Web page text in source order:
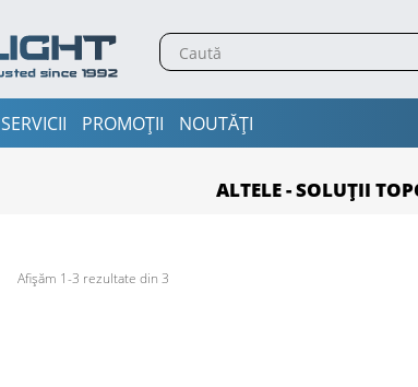
SERVICII PROMOȚII NOUTĂȚI
ALTELE - SOLUȚII
Afișăm 1-3 rezultate din 3